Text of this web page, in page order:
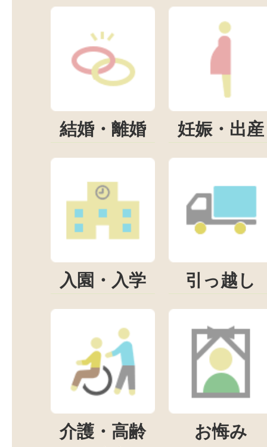
結婚・離婚 妊娠・出産
入園・入学 引っ越し
介護・高齢
お悔み